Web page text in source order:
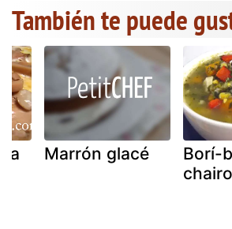
También te puede
Marrón glacé
Borí-
chairo